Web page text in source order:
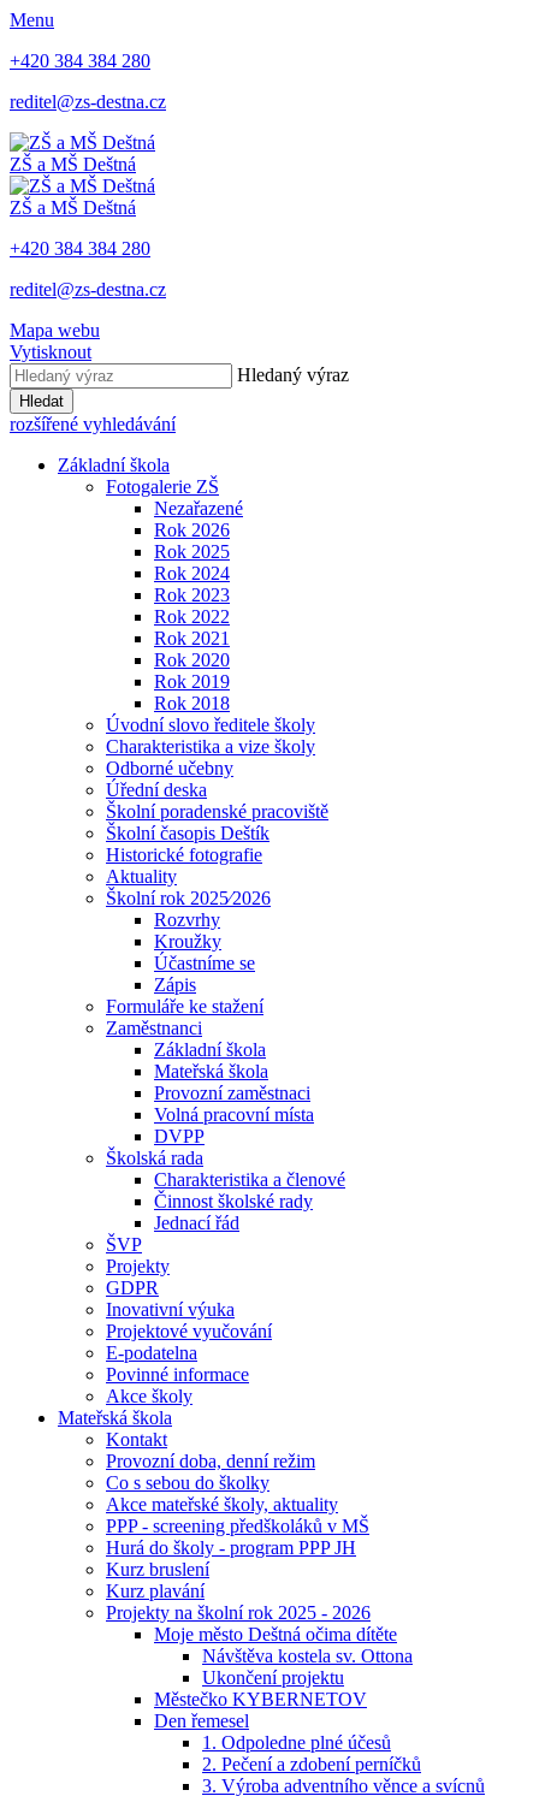
Menu
+420 384 384 280
reditel@zs-destna.cz
ZŠ a MŠ Deštná
ZŠ a MŠ Deštná
+420 384 384 280
reditel@zs-destna.cz
Mapa webu
Vytisknout
Hledaný výraz
Hledat
rozšířené vyhledávání
Základní škola
Fotogalerie ZŠ
Nezařazené
Rok 2026
Rok 2025
Rok 2024
Rok 2023
Rok 2022
Rok 2021
Rok 2020
Rok 2019
Rok 2018
Úvodní slovo ředitele školy
Charakteristika a vize školy
Odborné učebny
Úřední deska
Školní poradenské pracoviště
Školní časopis Deštík
Historické fotografie
Aktuality
Školní rok 2025⁄2026
Rozvrhy
Kroužky
Účastníme se
Zápis
Formuláře ke stažení
Zaměstnanci
Základní škola
Mateřská škola
Provozní zaměstnaci
Volná pracovní místa
DVPP
Školská rada
Charakteristika a členové
Činnost školské rady
Jednací řád
ŠVP
Projekty
GDPR
Inovativní výuka
Projektové vyučování
E-podatelna
Povinné informace
Akce školy
Mateřská škola
Kontakt
Provozní doba, denní režim
Co s sebou do školky
Akce mateřské školy, aktuality
PPP - screening předškoláků v MŠ
Hurá do školy - program PPP JH
Kurz bruslení
Kurz plavání
Projekty na školní rok 2025 - 2026
Moje město Deštná očima dítěte
Návštěva kostela sv. Ottona
Ukončení projektu
Městečko KYBERNETOV
Den řemesel
1. Odpoledne plné účesů
2. Pečení a zdobení perníčků
3. Výroba adventního věnce a svícnů